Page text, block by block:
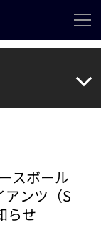
スボール
ンツ（S
らせ